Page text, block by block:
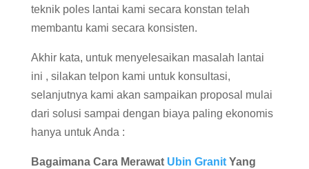
teknik poles lantai kami secara konstan telah
membantu kami secara konsisten.
Akhir kata, untuk menyelesaikan masalah lantai
ini , silakan telpon kami untuk konsultasi,
selanjutnya kami akan sampaikan proposal mulai
dari solusi sampai dengan biaya paling ekonomis
hanya untuk Anda :
Bagaimana Cara Merawat Ubin GranitYang